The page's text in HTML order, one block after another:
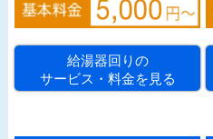
給湯器回りの
サービス・料金を見る